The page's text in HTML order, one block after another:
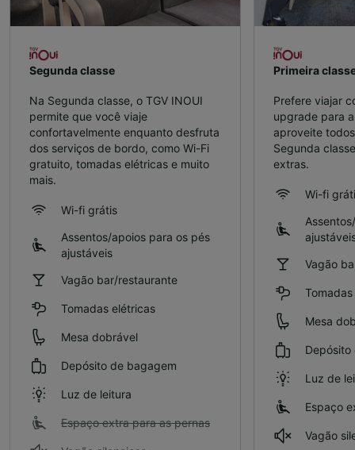
Segunda classe
Na Segunda classe, o TGV INOUI
permite que você viaje
confortavelmente enquanto desfruta
dos serviços de bordo, como Wi-Fi
gratuito, tomadas elétricas e muito
mais.
Wi-fi grátis
Assentos/apoios para os pés
ajustáveis
Vagão bar/restaurante
Tomadas elétricas
Mesa dobrável
Depósito de bagagem
Luz de leitura
Espaço extra para as pernas
Primeira
Prefere viajar
upgrade para
aproveite
Segunda
extras.
Wi-fi
Vagão
Mesa
Luz de
Espaço
Vagão